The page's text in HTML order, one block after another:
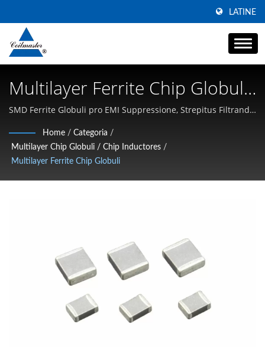
LATINE
Multilayer Ferrite Chip Globuli
| Manufactor Inductoris
Potentiae Altae Currentis |
Coilmaster Electronics
SMD Ferrite Globuli pro EMI Suppressione, Strepitus Filtrando
Inductoribus SMD Altae Currentis, Chokes Modorum
Communium, et Magnetica Altae Frequentiae
Home / Categoria /
Multilayer Chip Globuli / Chip Inductores /
Multilayer Ferrite Chip Globuli